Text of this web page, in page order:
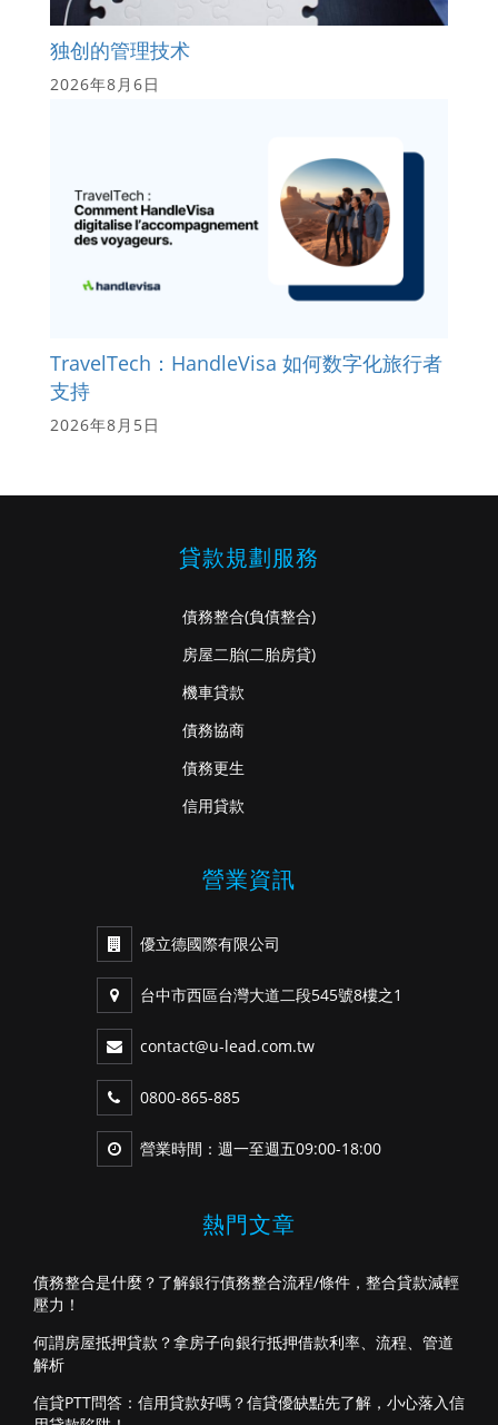
独创的管理技术
2026年8月6日
TravelTech：HandleVisa 如何数字化旅行者
支持
2026年8月5日
貸款規劃服務
債務整合(負債整合)
房屋二胎(二胎房貸)
機車貸款
債務協商
債務更生
信用貸款
營業資訊
優立德國際有限公司
台中市西區台灣大道二段545號8樓之1
contact@u-lead.com.tw
0800-865-885
營業時間：週一至週五09:00-18:00
熱門文章
債務整合是什麼？了解銀行債務整合流程/條件，整合貸款減輕
壓力！
何謂房屋抵押貸款？拿房子向銀行抵押借款利率、流程、管道
解析
信貸PTT問答：信用貸款好嗎？信貸優缺點先了解，小心落入信